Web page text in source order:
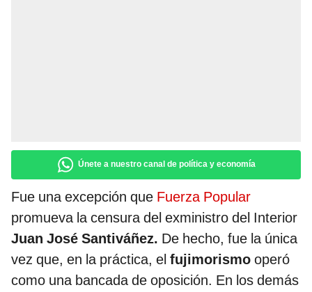
Únete a nuestro canal de política y economía
Fue una excepción que Fuerza Popular
promueva la censura del exministro del Interior
Juan José Santiváñez. De hecho, fue la única
vez que, en la práctica, el fujimorismo operó
como una bancada de oposición. En los demás